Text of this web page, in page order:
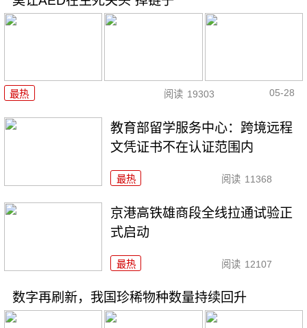
最热 阅读 19303 05-28
教育部留学服务中心：跨境远程
文凭证书不在认证范围内
最热 阅读 11368
京港高铁雄商段全线拉通试验正
式启动
最热 阅读 12107
数字再刷新，我国珍稀物种数量持续回升